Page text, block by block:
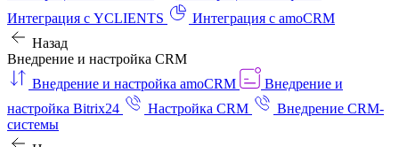
Интеграция с YCLIENTS
Интеграция с amoCRM
Назад
Внедрение и настройка CRM
Внедрение и настройка amoCRM
Внедрение и
настройка Bitrix24
Настройка CRM
Внедрение CRM-
системы